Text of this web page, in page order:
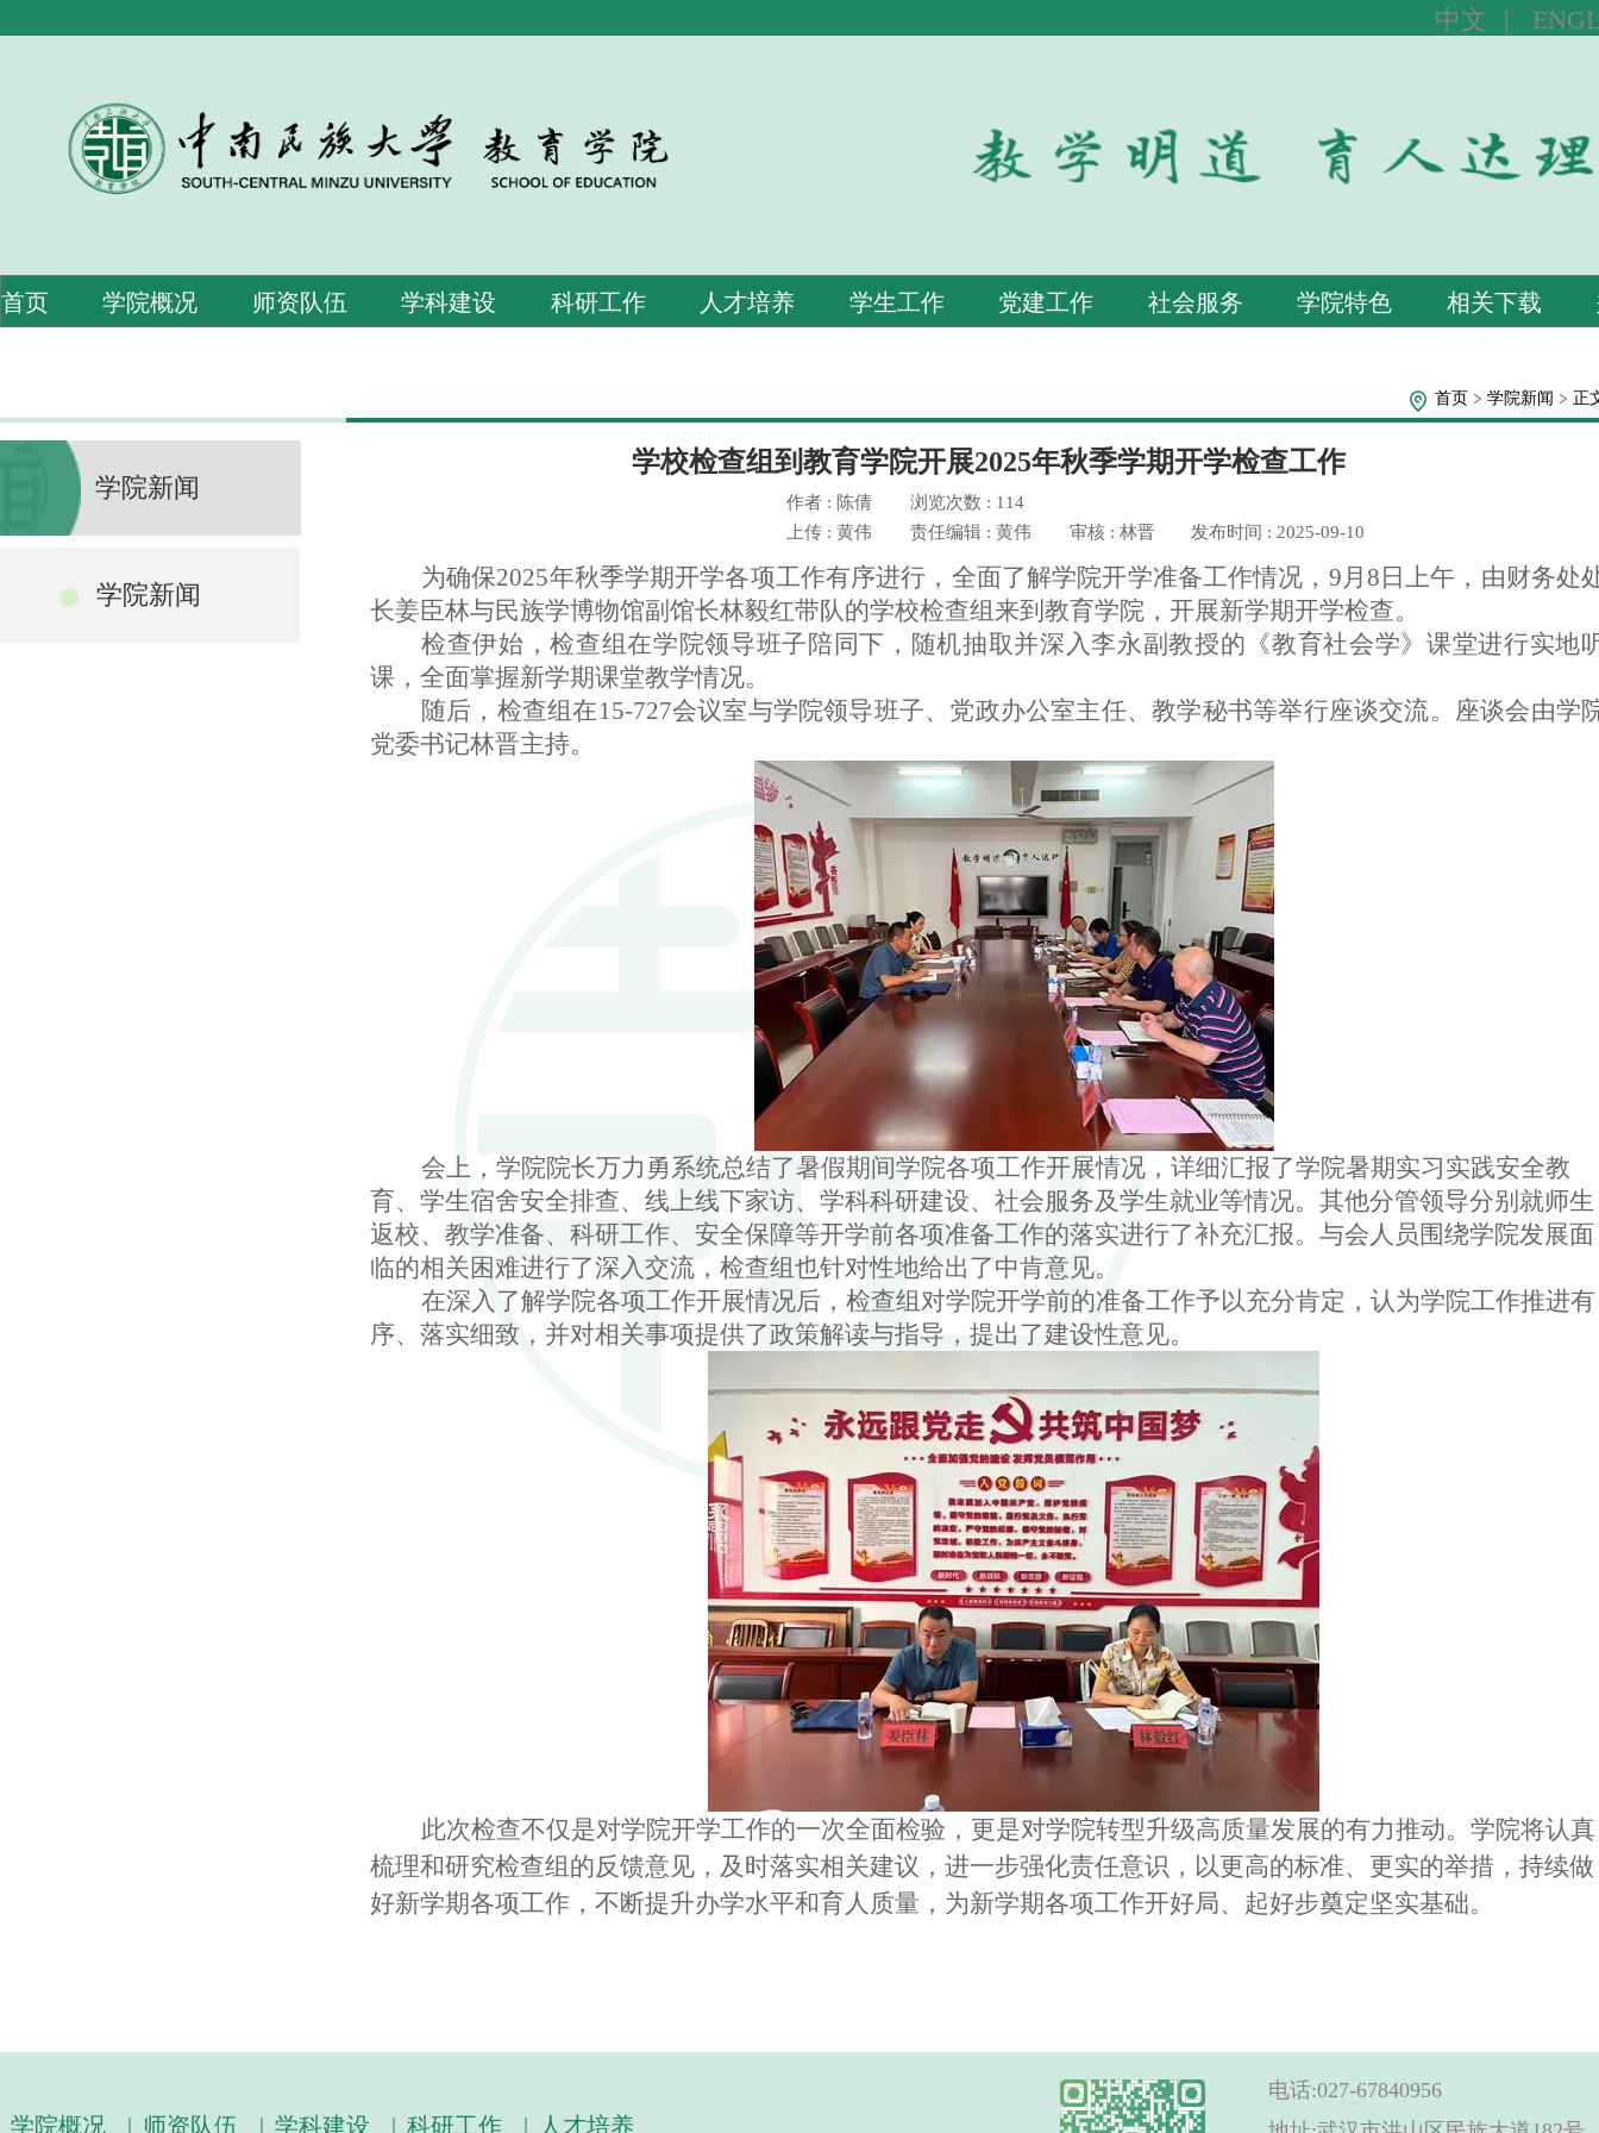
中文 |
首页 学院概况 师资队伍 学科建设 科研工作 人才培养 学生工作 党建工作 社会服务 学院特色 相关下载
首页 学院新闻 正
学院新闻
学院新闻
学校检查组到教育学院开展2025年秋季学期开学检查工作
作者 : 陈倩
浏览次数 : 114
上传 : 黄伟
责任编辑 : 黄伟 审核 : 林晋 发布时间 : 2025-09-10
为确保2025年秋季学期开学各项工作有序进行，全面了解学院开学准备工作情况， 9月 8 日上午，由财务处
长姜臣林与民族学博物馆副馆长林毅红带队的学校检查组来到教育学院，开展新学期开学检查。
检查伊始，检查组在学院领导班子陪同下，随机抽取并深入李永副教授的《教育社会学》课堂进行实地
课，全面掌握新学期课堂教学情况。
随后，检查组在15-727会议室与学院领导班子、党政办公室主任、教学秘书等举行座谈交流。座谈会由学
党委书记林晋主持。
会上，学院院长万力勇系统总结了暑假期间学院各项工作开展情况，详细汇报了学院暑期实习实践安全教
育、学生宿舍安全排查、线上线下家访、学科科研建设、社会服务及学生就业等情况。其他分管领导分别就师生
返校、教学准备、科研工作、安全保障等开学前各项准备工作的落实进行了补充汇报。与会人员围绕学院发展面
临的相关困难进行了深入交流，检查组也针对性地给出了中肯意见。
在深入了解学院各项工作开展情况后，检查组对学院开学前的准备工作予以充分肯定，认为学院工作推进有
序、落实细致，并对相关事项提供了政策解读与指导，提出了建设性意见。
此次检查不仅是对学院开学工作的一次全面检验，更是对学院转型升级高质量发展的有力推动。学院将认真
梳理和研究检查组的反馈意见，及时落实相关建议，进一步强化责任意识，以更高的标准、更实的举措，持续做
好新学期各项工作，不断提升办学水平和育人质量，为新学期各项工作开好局、起好步奠定坚实基础。
学院概况 | 师资队伍 | 学科建设 | 科研工作 | 人才培养
电话:027-67840956